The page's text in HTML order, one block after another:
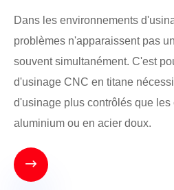
Dans les environnements
problèmes n'apparaissent pas
souvent simultanément. C'est
d'usinage CNC en titane
d'usinage plus contrôlés que les
aluminium ou en acier doux.
